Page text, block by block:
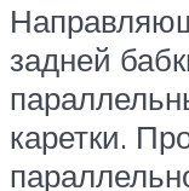
задней
каретки.